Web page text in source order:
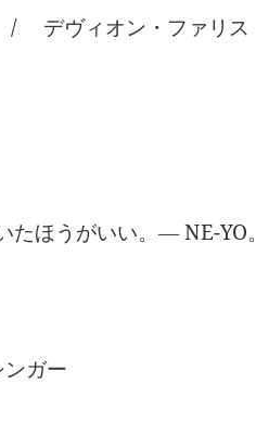
ィオン・ファリス
ほうがいい。― NE-YO。
ガー